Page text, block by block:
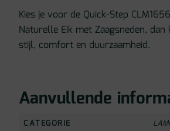
Kies je voor de Quick-Step
Naturelle Eik met Zaagsneden, dan
stijl, comfort en duurzaamheid.
Aanvullende
CATEGORIE